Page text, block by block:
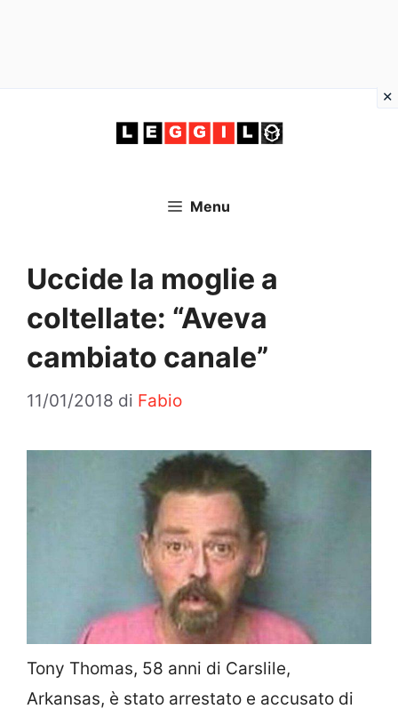
Menu
Uccide la moglie a
coltellate: “Aveva
cambiato canale”
11/01/2018 di Fabio
Tony Thomas, 58 anni di Carslile,
Arkansas, è stato arrestato e accusato di